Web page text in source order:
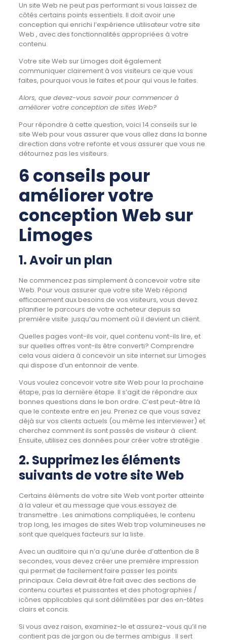
Un site Web ne peut pas performant si vous laissez de
côtés certains points essentiels. Il doit avoir une
conception qui enrichi l’expérience utilisateur votre site
Web , avec des fonctionnalités appropriées à votre
contenu.
Votre site Web sur Limoges doit également
communiquer clairement à vos visiteurs ce que vous
faites, pourquoi vous le faites et pour qui vous le faites.
Alors, que devez-vous savoir pour commencer à
améliorer votre conception de sites Web?
Pour répondre à cette question, voici 14 conseils sur le
site Web pour vous assurer que vous allez dans la bonne
direction dans votre refonte et vous assurer que vous ne
détournez pas les visiteurs.
6 conseils pour
améliorer votre
conception Web sur
Limoges
1. Avoir un plan
Ne commencez pas simplement à concevoir votre site
Web. Pour vous assurer que votre site Web répond
efficacement aux besoins de vos visiteurs, vous devez
planifier le parcours de votre acheteur depuis sa
première visite jusqu’au moment où il devient un client.
Quelles pages vont-ils voir, quel contenu vont-ils lire, et
sur quelles offres vont-ils être converti? Comprendre
cela vous aidera à concevoir un site internet sur Limoges
qui dispose d’un entonnoir de vente.
Vous voulez concevoir votre site Web pour la prochaine
étape, pas la dernière étape. Il s’agit de répondre aux
bonnes questions dans le bon ordre. C’est peut-être là
que le contexte entre en jeu. Prenez ce que vous savez
déjà sur vos clients actuels (ou même les interviewer) et
cherchez comment ils sont passés de visiteur à client.
Ensuite, utilisez ces données pour créer votre stratégie .
2. Supprimez les éléments
suivants de votre site Web
Certains éléments de votre site Web vont porter atteinte
à la valeur et au message que vous essayez de
transmettre . Les animations compliquées, le contenu
trop long, les images de sites Web trop volumineuses ne
sont que quelques facteurs sur la liste.
Avec un auditoire qui n’a qu’une durée d’attention de 8
secondes, vous devez créer une première impression
qui permet de facilement faire passer les points
principaux. Cela devrait être fait avec des sections de
contenu courtes et puissantes et des photographies /
icônes applicables qui sont délimitées par des en-têtes
clairs et concis.
Si vous avez raison, examinez-le et assurez-vous qu’il ne
contient pas de jargon ou de termes ambigus . Il sert